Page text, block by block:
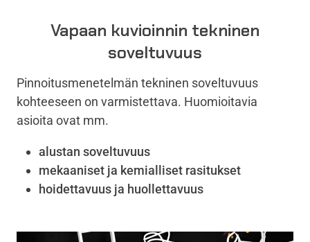
Vapaan kuvioinnin tekninen
soveltuvuus
Pinnoitusmenetelmän tekninen soveltuvuus
kohteeseen on varmistettava. Huomioitavia
asioita ovat mm.
alustan soveltuvuus
mekaaniset ja kemialliset rasitukset
hoidettavuus ja huollettavuus